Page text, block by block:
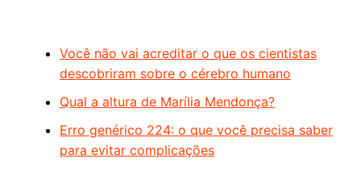
Você não vai acreditar o que os cientistas
descobriram sobre o cérebro humano
Qual a altura de Marília Mendonça?
Erro genérico 224: o que você precisa saber
para evitar complicações